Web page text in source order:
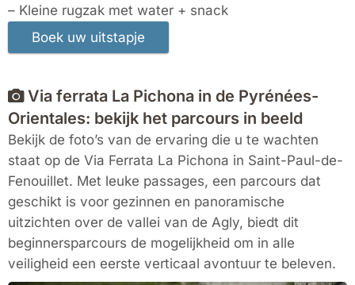
– Kleine rugzak met water + snack
Via ferrata La Pichona in de Pyrénées-
Orientales: bekijk het parcours in beeld
Bekijk de foto’s van de ervaring die u te wachten
staat op de Via Ferrata La Pichona in Saint-Paul-de-
Fenouillet. Met leuke passages, een parcours dat
geschikt is voor gezinnen en panoramische
uitzichten over de vallei van de Agly, biedt dit
beginnersparcours de mogelijkheid om in alle
veiligheid een eerste verticaal avontuur te beleven.